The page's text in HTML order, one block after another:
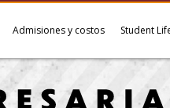
Admisiones y costos Student